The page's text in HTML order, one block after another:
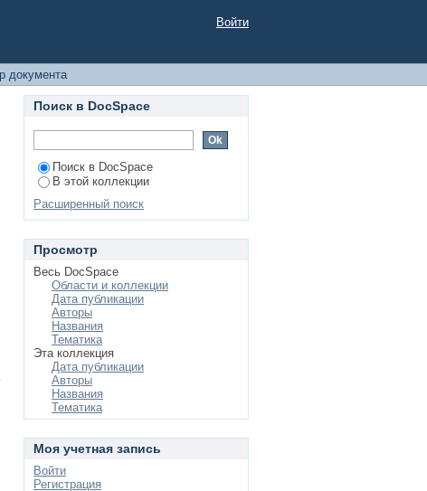
ЗА ПРЕСТУПЛЕНИЯ
И
Войти
документа
Поиск в DocSpace
Поиск в DocSpace
В этой коллекции
Расширенный поиск
Просмотр
Весь DocSpace
Области и коллекции
Дата публикации
Авторы
Названия
Тематика
Эта коллекция
Дата публикации
Авторы
Названия
Тематика
Моя учетная запись
Войти
Регистрация